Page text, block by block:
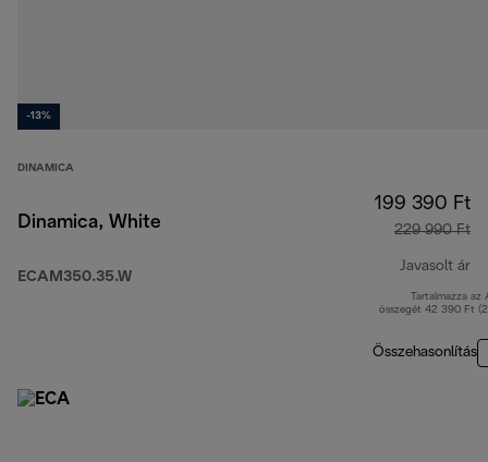
-13%
DINAMICA
Dinamica, White
ECAM350.35.W
199 390 Ft
229 990 Ft
Javasolt ár
Tartalmazza az
összegét 42 390 Ft
Összehasonlítás